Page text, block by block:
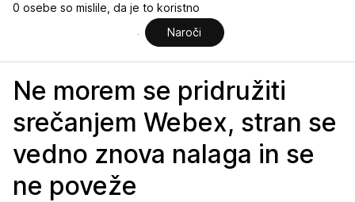
0 osebe so mislile, da je to koristno
Naroči
Ne morem se pridružiti
srečanjem Webex, stran se
vedno znova nalaga in se
ne poveže